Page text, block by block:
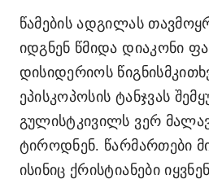
წამების ადგილას
იდგნენ წმიდა დიაკონი
დისიდერიოს
ეპისკოპოსის ტანჯვას
გულისტკივილს ვერ
ტიროდნენ. წარმართები
ისინიც ქრისტიანები